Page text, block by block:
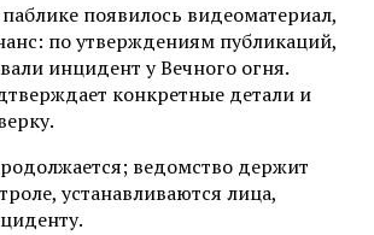
появилось видеоматериал,
по утверждениям публикаций,
инцидент у Вечного огня.
конкретные детали и
ведомство держит
устанавливаются лица,